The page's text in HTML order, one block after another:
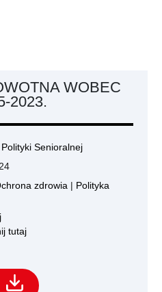
WOBEC
2023.
Senioralnej
zdrowia | Polityka
tutaj